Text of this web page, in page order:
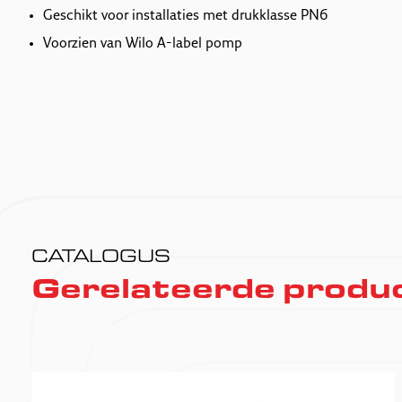
Geschikt voor installaties met drukklasse PN6
Voorzien van Wilo A-label pomp
CATALOGUS
Gerelateerde